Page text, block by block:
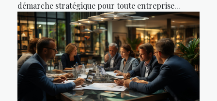
démarche stratégique pour toute entreprise...